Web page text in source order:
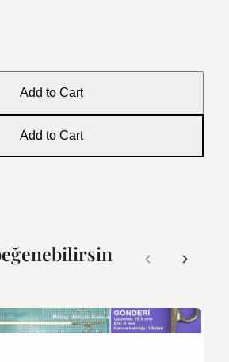
Add to Cart
Add to Cart
PreviousNext